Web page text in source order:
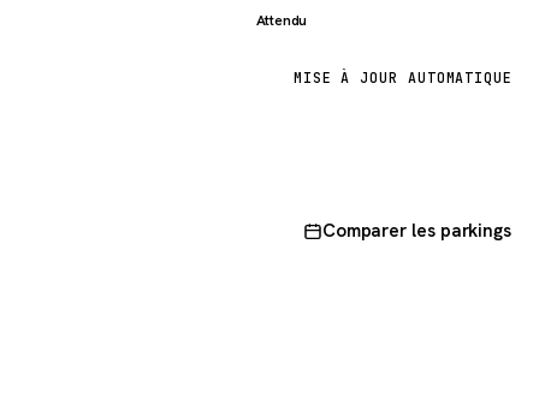
Attendu
MISE À JOUR AUTOMATIQUE
Comparer les parkings